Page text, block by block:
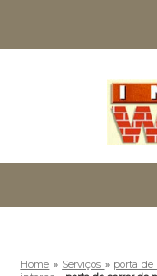
Home » Serviços » porta de